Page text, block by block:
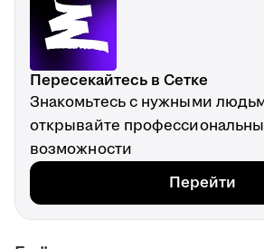
Пересекайтесь в Сетке
Знакомьтесь с нужными
открывайте
возможности
Перейти